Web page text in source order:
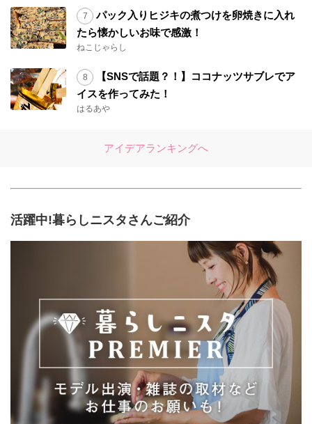
パック入りヒジキの煮つけを卵焼きに入れ
たら懐かしいお味で感激！
ねこじゃらし
【SNSで話題？！】ココナッツサブレでア
イスを作ってみた！
はるあや
アイデアランキングへ
活躍中!暮らしニスタさんご紹介